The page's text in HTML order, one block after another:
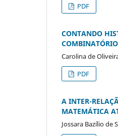
PDF
CONTANDO
Carolina de
PDF
A INTER-
MATEMÁTICA
Jossara Bazílio de